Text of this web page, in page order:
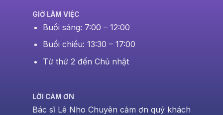
GIỜ LÀM VIỆC
Buổi sáng: 7:00 – 12:00
Buổi chiều: 13:30 – 17:00
Từ thứ 2 đến Chủ nhật
LỜI CẢM ƠN
Bác sĩ Lê Nho Chuyên cảm ơn quý khách